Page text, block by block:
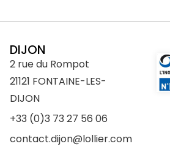
DIJON
2 rue du Rompot
21121 FONTAINE-LES-
DIJON
+33 (0)3 73 27 56 06
contact.dijon@lollier.com